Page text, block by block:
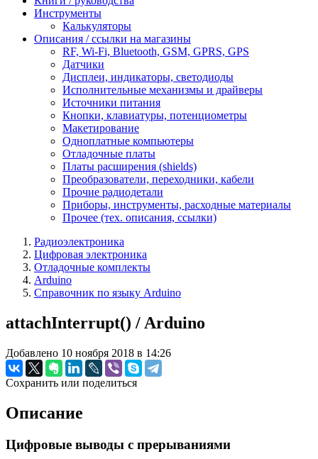
Инструменты
Калькуляторы
Описания / ссылки на магазины
RF, Wi-Fi, Bluetooth, GSM, GPRS, GPS
Датчики
Дисплеи, индикаторы, светодиоды
Исполнительные механизмы и драйверы
Источники питания
Кнопки, клавиатуры, потенциометры
Макетирование
Одноплатные компьютеры
Отладочные платы
Платы расширения (shields)
Преобразователи, переходники, кабели
Прочие радиодетали
Приборы, инструменты, расходные материалы
Прочее (тех. описания, ссылки)
Радиоэлектроника
Цифровая электроника
Отладочные комплекты
Arduino
Справочник по языку Arduino
attachInterrupt() / Arduino
Добавлено 10 ноября 2018 в 14:26
Сохранить или поделиться
Описание
Цифровые выводы с прерываниями